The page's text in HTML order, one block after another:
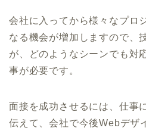
会社に入ってから様々なプロ
なる機会が増加しますので、
が、どのようなシーンでも対
事が必要です。
面接を成功させるには、仕事
伝えて、会社で今後Webデザ